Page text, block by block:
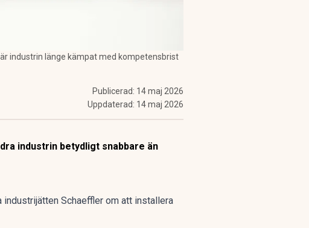
industrin länge kämpat med kompetensbrist
Publicerad: 14 maj 2026
Uppdaterad: 14 maj 2026
industrin betydligt snabbare än
Schaeffler om att installera